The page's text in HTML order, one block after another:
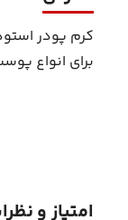
کرم پودر
برای انواع
امتیاز و